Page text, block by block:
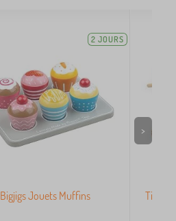
2 JOURS
Bigjigs Jouets Muffins Tidlo
>